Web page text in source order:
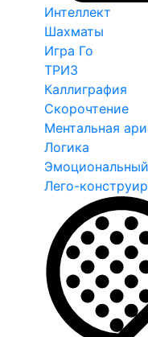
Интеллект
Шахматы
Игра Го
ТРИЗ
Каллиграфия
Скорочтение
Ментальная
Логика
Лего-